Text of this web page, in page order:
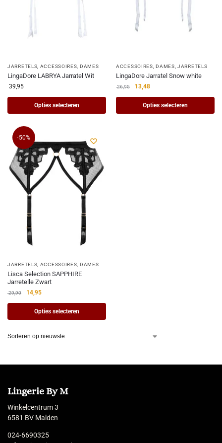
JARRETELS ACCESSOIRES DAMES
LingaDore LABRYA Jarratel Wit
39,95
Opties selecteren
ACCESSOIRES ,DAMES ,JARRETELS
LingaDore Jarratel Snow white
26,95 13,48
Opties selecteren
-50%
JARRETELS ACCESSOIRES DAMES
Lisca Selection SAPPHIRE
Jarretelle Zwart
29,90 14,95
Opties selecteren
Lingerie By M
Winkelcentrum 3
6581 BV Malden
024-6690325